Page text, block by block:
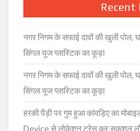
Recent
नगर निगम के सफाई दावों की खुली पोल,
सिंगल यूज प्लास्टिक का कूड़ा
नगर निगम के सफाई दावों की खुली पोल,
सिंगल यूज प्लास्टिक का कूड़ा
हरकी पैड़ी पर गुम हुआ कांवड़िए का
Device से लोकेशन ट्रेस कर सकुशल